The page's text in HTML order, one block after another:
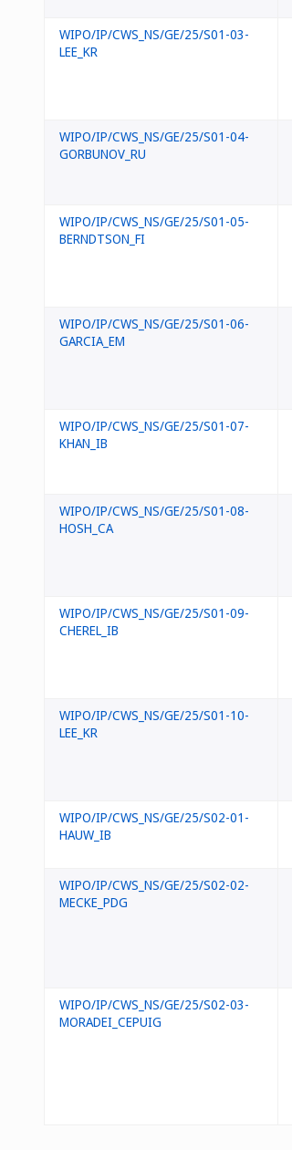
WIPO/IP/CWS_NS/GE/25/S01-03-
LEE_KR
WIPO/IP/CWS_NS/GE/25/S01-04-
GORBUNOV_RU
WIPO/IP/CWS_NS/GE/25/S01-05-
BERNDTSON_FI
WIPO/IP/CWS_NS/GE/25/S01-06-
GARCIA_EM
WIPO/IP/CWS_NS/GE/25/S01-07-
KHAN_IB
WIPO/IP/CWS_NS/GE/25/S01-08-
HOSH_CA
WIPO/IP/CWS_NS/GE/25/S01-09-
CHEREL_IB
WIPO/IP/CWS_NS/GE/25/S01-10-
LEE_KR
WIPO/IP/CWS_NS/GE/25/S02-01-
HAUW_IB
WIPO/IP/CWS_NS/GE/25/S02-02-
MECKE_PDG
WIPO/IP/CWS_NS/GE/25/S02-03-
MORADEI_CEPUIG